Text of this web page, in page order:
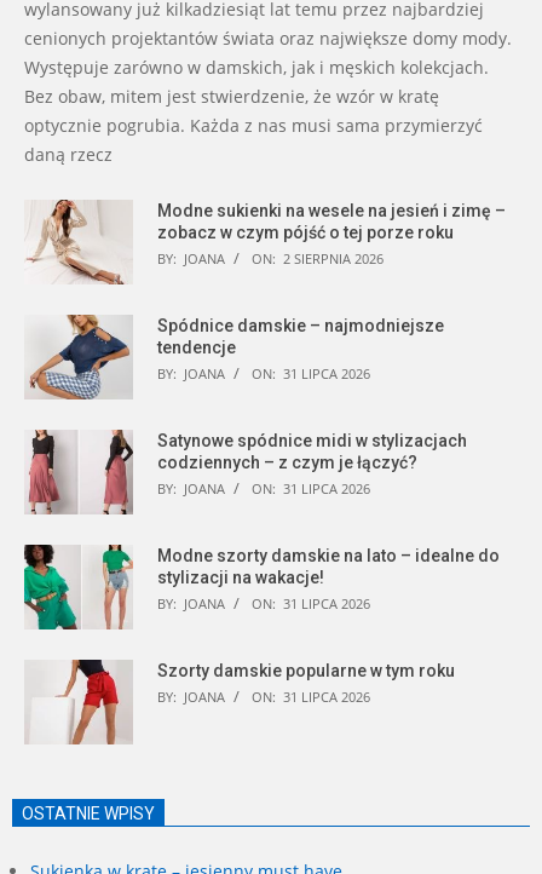
wylansowany już kilkadziesiąt lat temu przez najbardziej
cenionych projektantów świata oraz największe domy mody.
Występuje zarówno w damskich, jak i męskich kolekcjach.
Bez obaw, mitem jest stwierdzenie, że wzór w kratę
optycznie pogrubia. Każda z nas musi sama przymierzyć
daną rzecz
Modne sukienki na wesele na jesień i zimę –
zobacz w czym pójść o tej porze roku
BY: JOANA ON: 2 SIERPNIA 2026
Spódnice damskie – najmodniejsze
tendencje
BY: JOANA ON: 31 LIPCA 2026
Satynowe spódnice midi w stylizacjach
codziennych – z czym je łączyć?
BY: JOANA ON: 31 LIPCA 2026
Modne szorty damskie na lato – idealne do
stylizacji na wakacje!
BY: JOANA ON: 31 LIPCA 2026
Szorty damskie popularne w tym roku
BY: JOANA ON: 31 LIPCA 2026
OSTATNIE WPISY